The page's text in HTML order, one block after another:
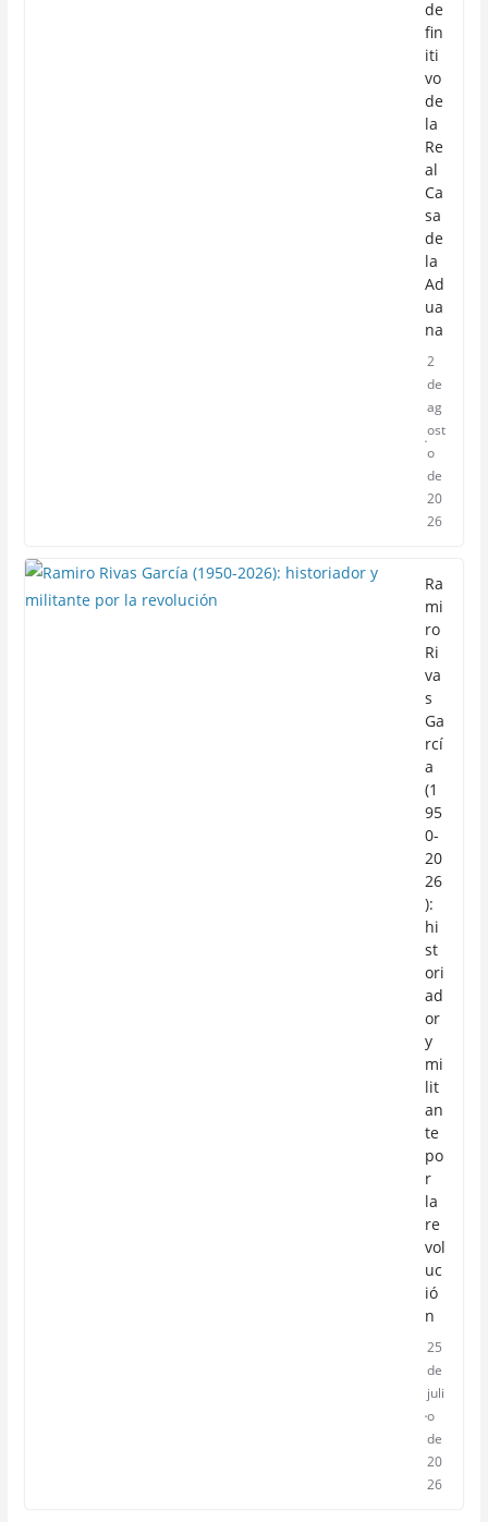
de
fin
iti
vo
de
la
Re
al
Ca
sa
de
la
Ad
ua
na
2
de
ag
ost
o
de
20
26
Ra
mi
ro
Ri
va
s
Ga
rcí
a
(1
95
0-
20
26
):
hi
st
ori
ad
or
y
mi
lit
an
te
po
r
la
re
vol
uc
ió
n
25
de
juli
o
de
20
26